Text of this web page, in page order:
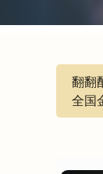
翻翻
全国